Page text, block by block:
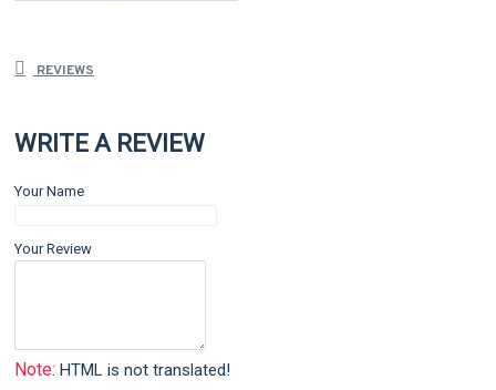
REVIEWS
WRITE A REVIEW
Your Name
Your Review
Note: HTML is not translated!